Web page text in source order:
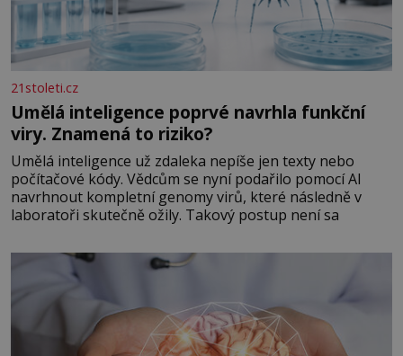
21stoleti.cz
Umělá inteligence poprvé navrhla funkční
viry. Znamená to riziko?
Umělá inteligence už zdaleka nepíše jen texty nebo
počítačové kódy. Vědcům se nyní podařilo pomocí AI
navrhnout kompletní genomy virů, které následně v
laboratoři skutečně ožily. Takový postup není sa